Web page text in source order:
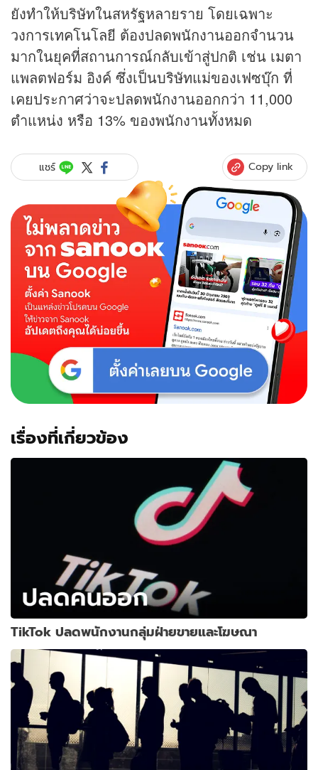
ยังทำให้บริษัทในสหรัฐหลายราย โดยเฉพาะ
วงการเทคโนโลยี ต้องปลดพนักงานออกจำนวน
มากในยุคที่สถานการณ์กลับเข้าสู่ปกติ เช่น เมตา
แพลตฟอร์ม อิงค์ ซึ่งเป็นบริษัทแม่ของเฟซบุ๊ก ที่
เคยประกาศว่าจะปลดพนักงานออกกว่า 11,000
ตำแหน่ง หรือ 13% ของพนักงานทั้งหมด
แชร์ Copy link
เรื่องที่เกี่ยวข้อง
TikTok ปลดพนักงานกลุ่มฝ่ายขายและโฆษณา